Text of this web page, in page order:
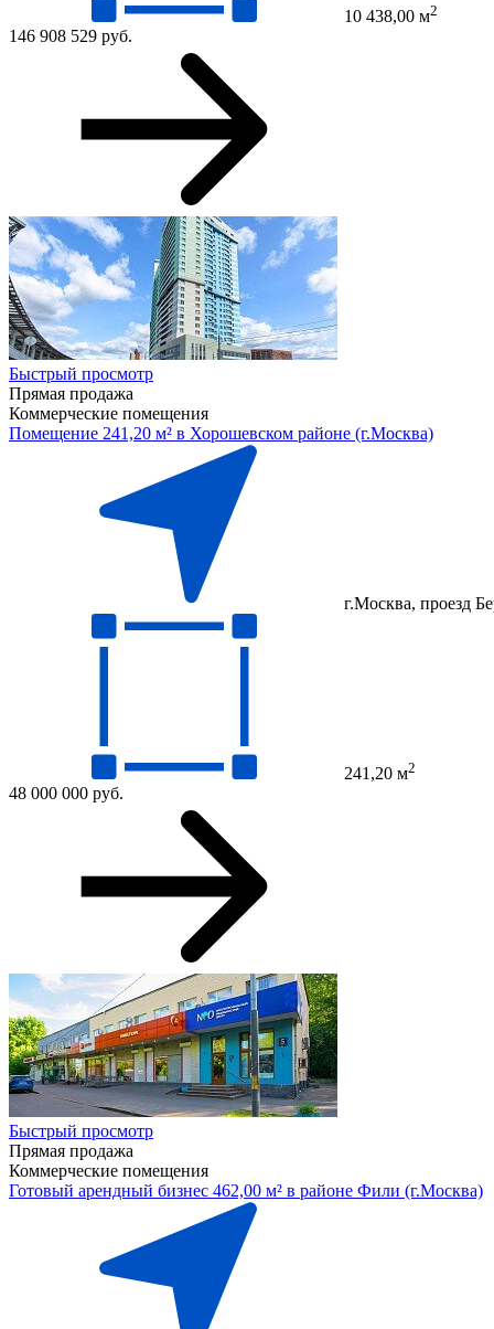
10 438,00 м2
146 908 529 руб.
Быстрый просмотр
Прямая продажа
Коммерческие помещения
Помещение 241,20 м² в Хорошевском районе (г.Москва)
г.Москва, проезд
241,20 м2
48 000 000 руб.
Быстрый просмотр
Прямая продажа
Коммерческие помещения
Готовый арендный бизнес 462,00 м² в районе Фили (г.Москва)